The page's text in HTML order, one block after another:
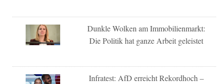
Dunkle Wolken am Immobilienmarkt:
Die Politik hat ganze Arbeit geleistet
Infratest: AfD erreicht Rekordhoch –